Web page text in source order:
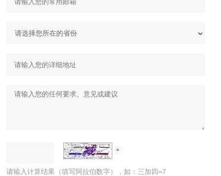
请输入计算结果（填写阿拉伯数字），如：三加四=7